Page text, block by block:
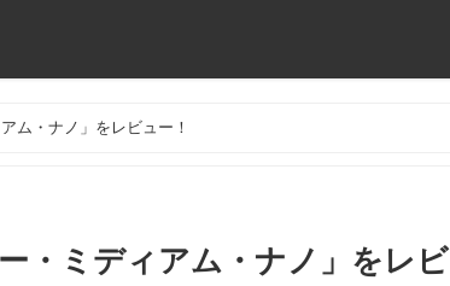
ム・ナノ」をレビュー！
・ミディアム・ナノ」をレビ